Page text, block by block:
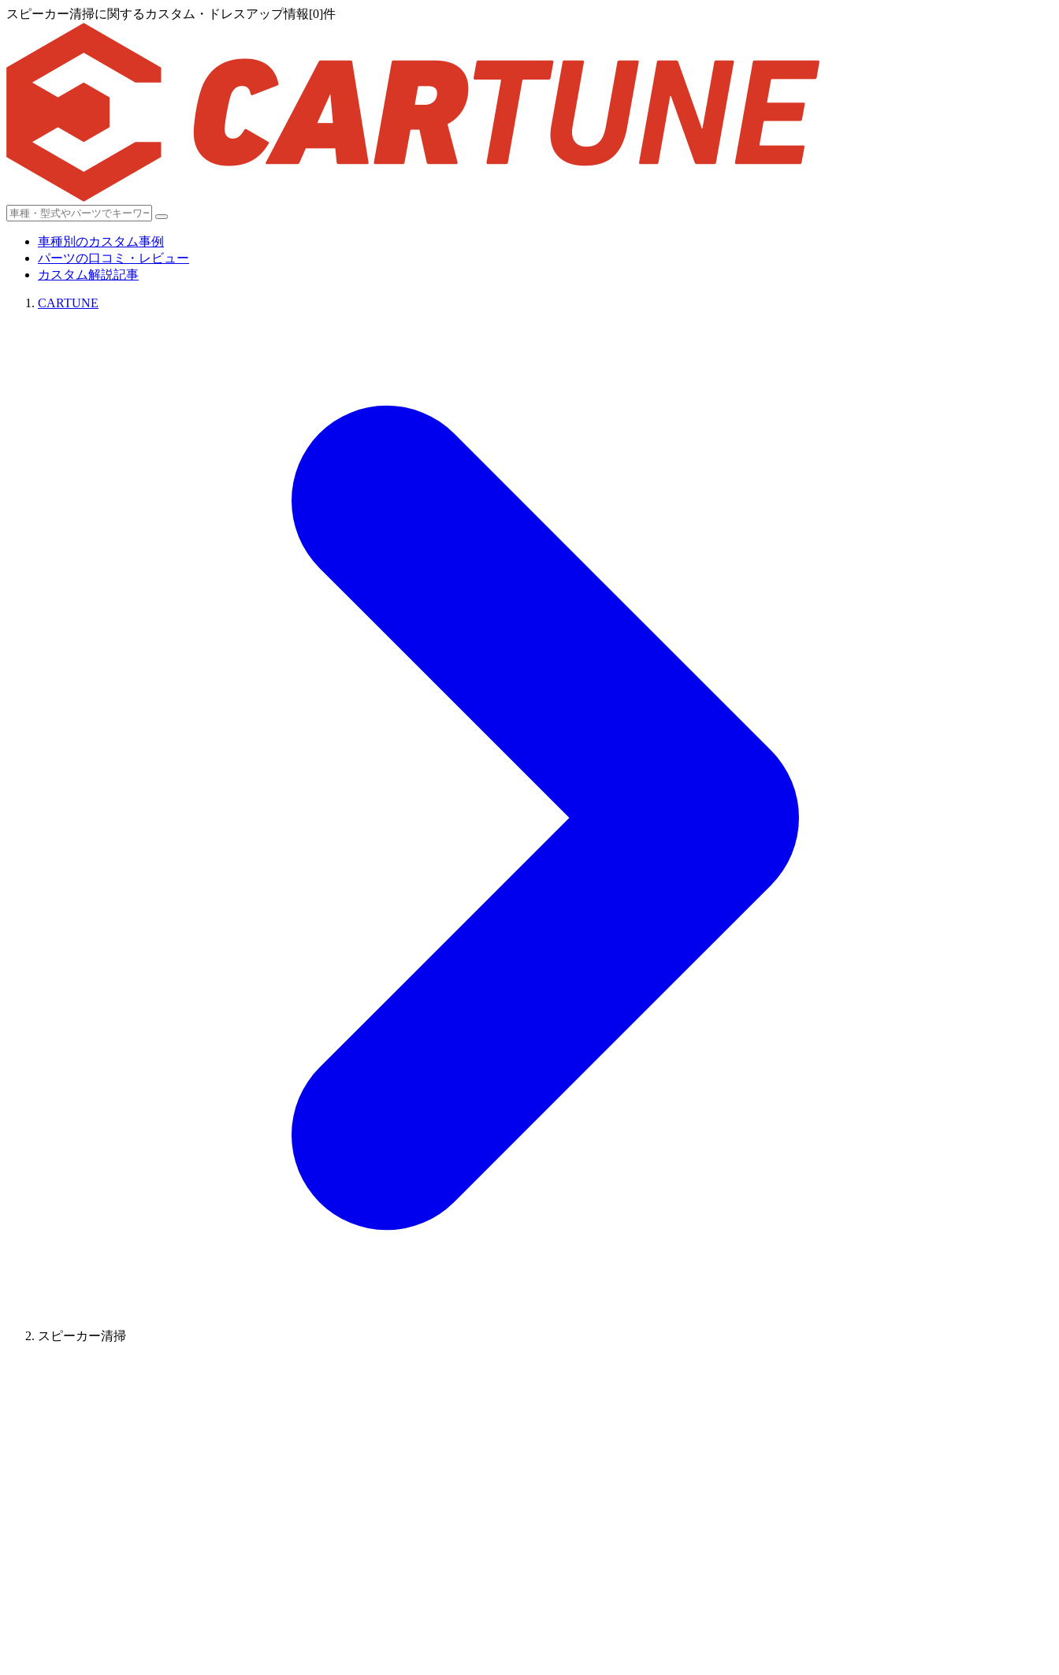
スピーカー清掃に関するカスタム・ドレスアップ情報[0]件
車種別のカスタム事例
パーツの口コミ・レビュー
カスタム解説記事
CARTUNE
スピーカー清掃